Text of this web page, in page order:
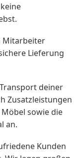
Mitarbeiter
Lieferung
deiner
Zusatzleistungen
sowie die
an.
Kunden